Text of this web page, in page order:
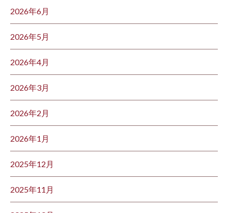
2026年6月
2026年5月
2026年4月
2026年3月
2026年2月
2026年1月
2025年12月
2025年11月